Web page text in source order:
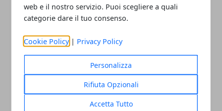
web e il nostro servizio. Puoi scegliere a quali
categorie dare il tuo consenso.
Cookie Policy | Privacy Policy
Personalizza
Rifiuta Opzionali
Accetta Tutto
ARTICOLI CORRELATI